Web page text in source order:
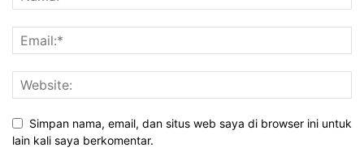
Simpan nama, email, dan situs web saya di browser ini untuk
lain kali saya berkomentar.